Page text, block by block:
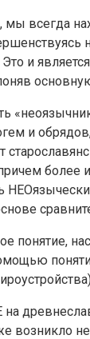
всегда
и
обрядов,
более
возникло